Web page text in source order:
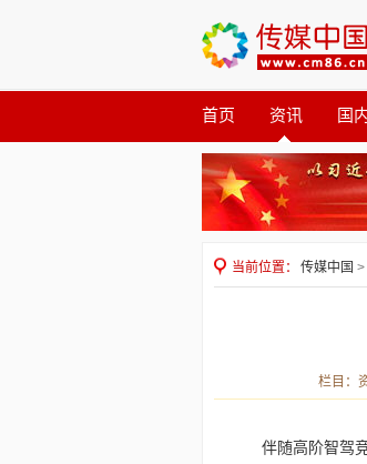
首页 资讯 国
观察 公益
当前位置： 传媒中国 >
栏目：
伴随高阶智驾